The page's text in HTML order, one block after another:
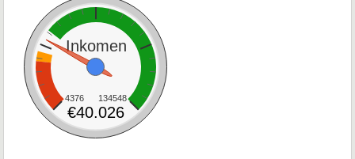
Inkomen
4376 134548
€40.026